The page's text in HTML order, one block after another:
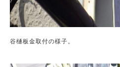
谷樋板金取付の様子。